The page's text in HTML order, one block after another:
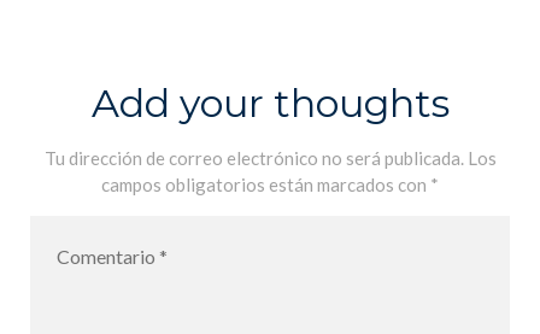
Niños
Add your thoughts
Tu dirección de correo electrónico no será publicada. Los
campos obligatorios están marcados con *